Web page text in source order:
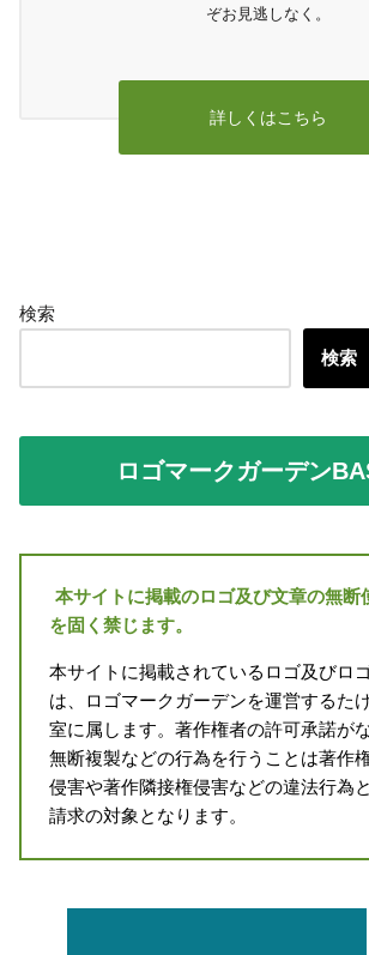
ぞお見逃しなく。
詳しくはこちら
検索
検索
ロゴマークガーデン
本サイトに掲載のロゴ及び文章の無断
を固く禁じます。
本サイトに掲載されているロゴ及びロ
は、ロゴマークガーデンを運営するた
室に属します。著作権者の許可承諾が
無断複製などの行為を行うことは著作
侵害や著作隣接権侵害などの違法行為
請求の対象となります。